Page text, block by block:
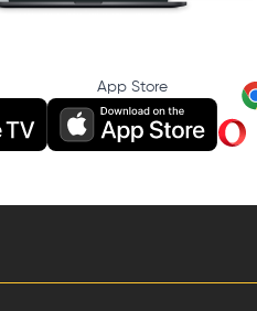
App Store